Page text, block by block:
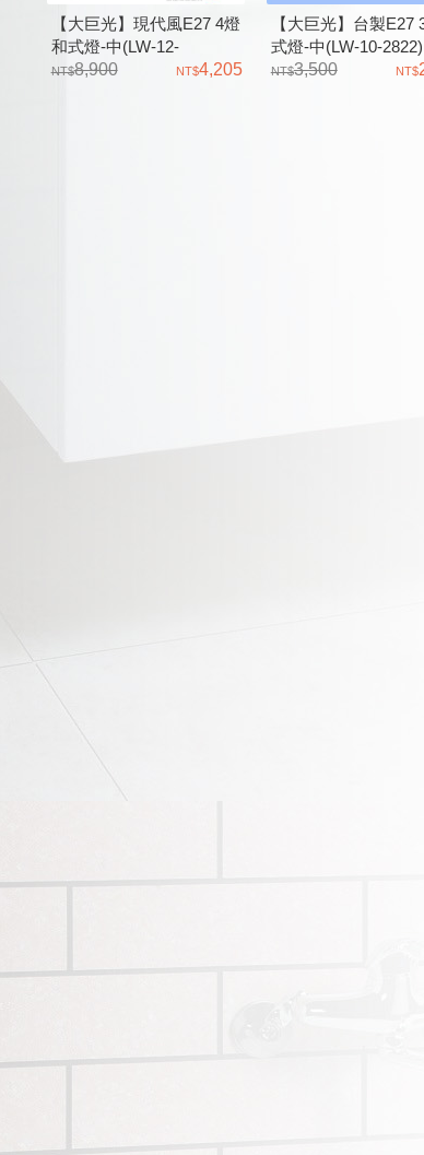
【大巨光】現代風E27 4燈
和式燈-中(LW-12-
2974)D3292C2828 小夜燈
8,900 4,205
【大巨光】台製E27
式燈-中(LW-10-2822)
3,500